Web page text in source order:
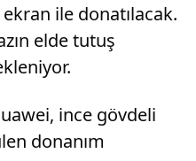
ile donatılacak.
elde tutuş
ince gövdeli
donanım